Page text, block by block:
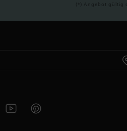
(*) Angebot gültig